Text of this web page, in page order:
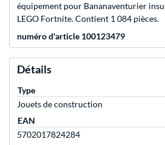
équipement pour Bananaventurier
LEGO Fortnite. Contient 1 084 pièces.
numéro d'article 100123479
Détails
Type
Jouets de construction
EAN
5702017824284